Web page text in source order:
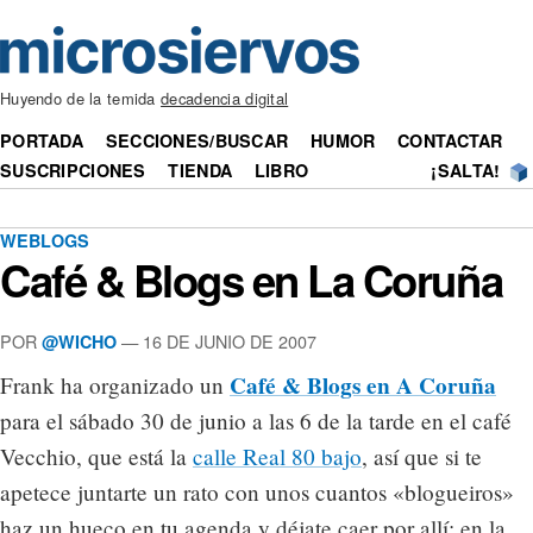
Huyendo de la temidadecadencia digital
PORTADA SECCIONES/BUSCAR HUMOR
CONTACTAR
SUSCRIPCIONES
TIENDA LIBRO ¡SALTA!
WEBLOGS
Café & Blogs en La Coruña
POR @WICHO — 16 DE JUNIO DE 2007
Frank ha organizado un Café & Blogs en A Coruña
para el sábado 30 de junio a las 6 de la tarde en el café
Vecchio, que está la calle Real 80 bajo, así que si te
apetece juntarte un rato con unos cuantos «blogueiros»